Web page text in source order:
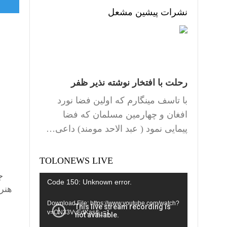
نشرات پیشین مشعل
رحلت با افتخار نوشته نذیر ظفر
با تاسف مینگارم که اولین فضا نورد
افغان و چهارمین مسلمان که فضا
پیمایی نمود ( عبد الاحد مومند) داعی…
TOLONEWS LIVE
Video
Code 150: Unknown error.
Download File: https://www.youtube.com/watch?
v=ON33VvEdKas&_=1